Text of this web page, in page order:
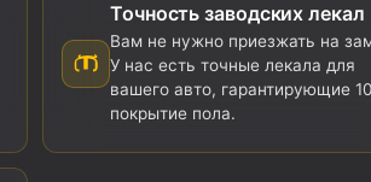
Точность заводских лекал
Вам не нужно приезжать на
У нас есть точные лекала для
вашего авто, гарантирующие
покрытие пола.